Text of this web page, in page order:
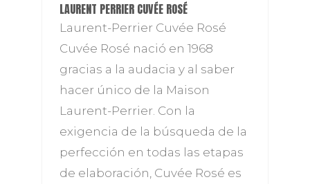
LAURENT PERRIER CUVÉE ROSÉ
Laurent-Perrier Cuvée Rosé
Cuvée Rosé nació en 1968
gracias a la audacia y al saber
hacer único de la Maison
Laurent-Perrier. Con la
exigencia de la búsqueda de la
perfección en todas las etapas
de elaboración, Cuvée Rosé es